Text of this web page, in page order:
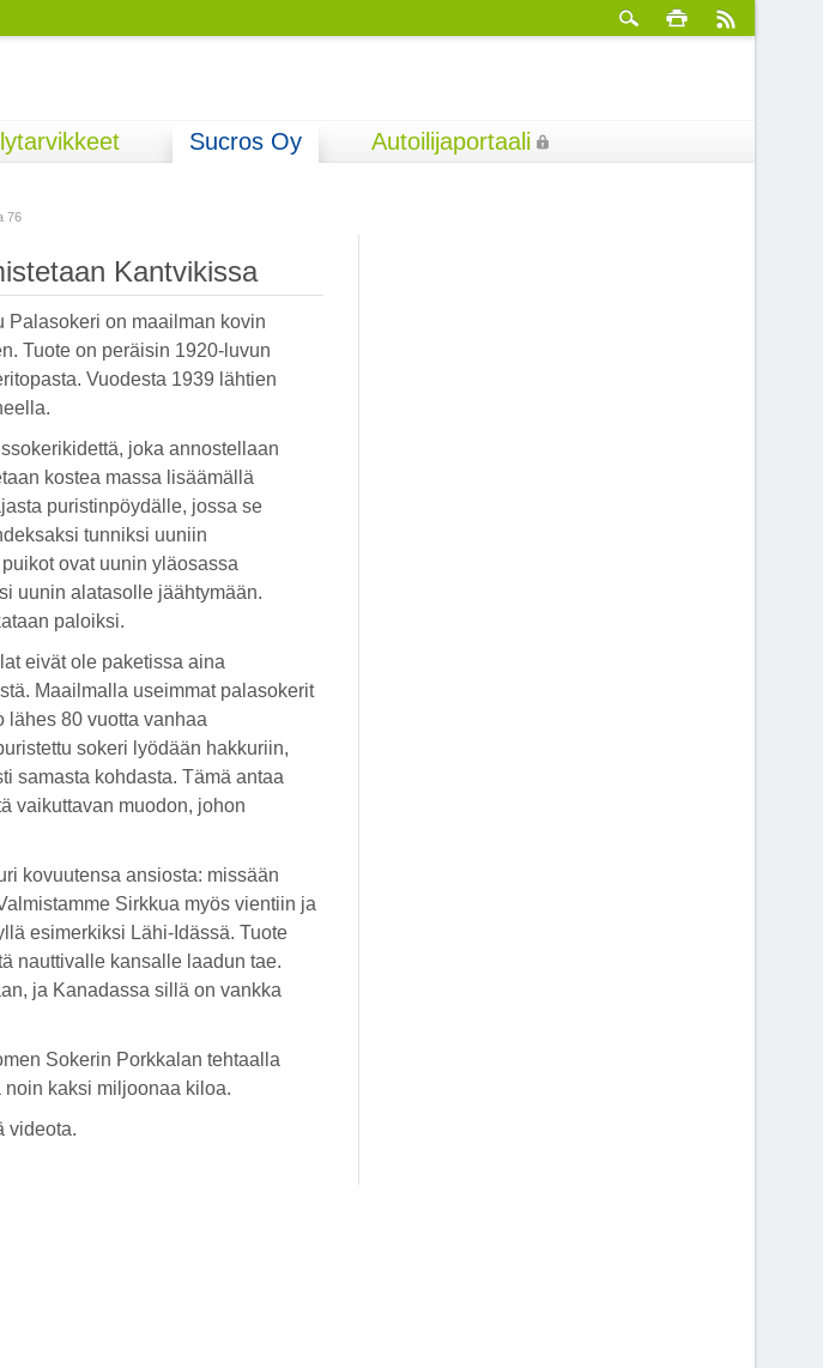
Sucros Oy Autoilijaportaali
76
Kantvikissa
Palasokeri on maailman kovin
Tuote on peräisin 1920-luvun
Vuodesta 1939 lähtien
joka annostellaan
kostea massa lisäämällä
puristinpöydälle, jossa se
tunniksi uuniin
ovat uunin yläosassa
uunin alatasolle jäähtymään.
paloiksi.
eivät ole paketissa aina
Maailmalla useimmat palasokerit
lähes 80 vuotta vanhaa
sokeri lyödään hakkuriin,
samasta kohdasta. Tämä antaa
vaikuttavan muodon, johon
kovuutensa ansiosta: missään
Sirkkua myös vientiin ja
esimerkiksi Lähi-Idässä. Tuote
nauttivalle kansalle laadun tae.
ja Kanadassa sillä on vankka
Sokerin Porkkalan tehtaalla
kaksi miljoonaa kiloa.
videota.